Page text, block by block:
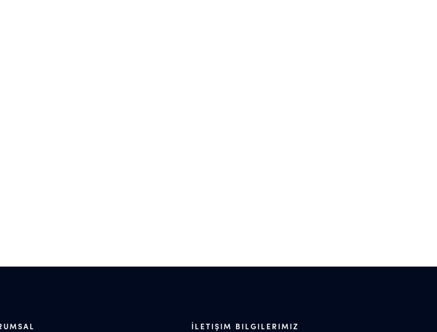
İLETIŞIM BILGILERIMIZ